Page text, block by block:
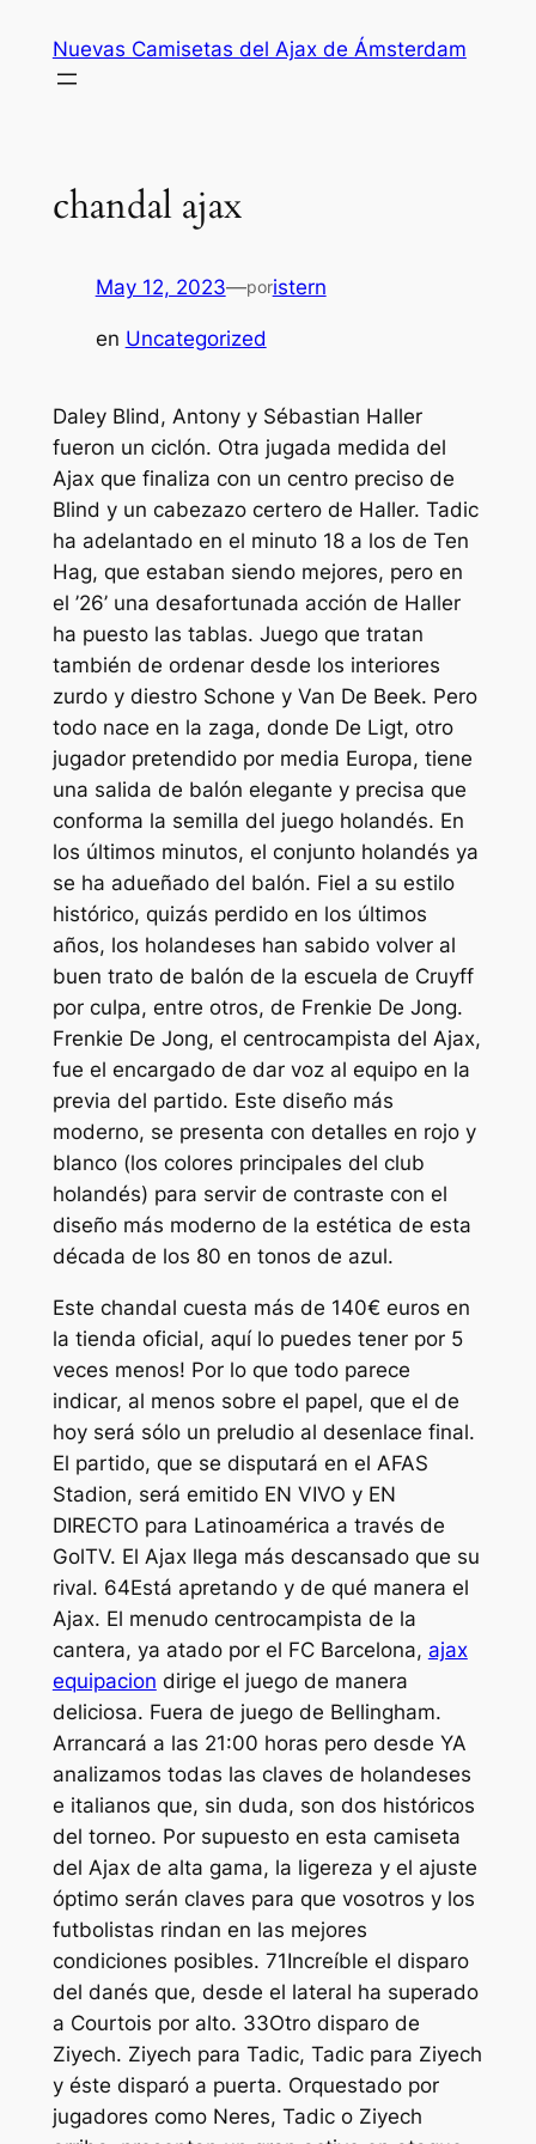
contenido
Nuevas Camisetas del Ajax de Ámsterdam
chandal ajax
May 12, 2023—poristern
en Uncategorized
Daley Blind, Antony y Sébastian Haller
fueron un ciclón. Otra jugada medida del
Ajax que finaliza con un centro preciso de
Blind y un cabezazo certero de Haller. Tadic
ha adelantado en el minuto 18 a los de Ten
Hag, que estaban siendo mejores, pero en
el ’26’ una desafortunada acción de Haller
ha puesto las tablas. Juego que tratan
también de ordenar desde los interiores
zurdo y diestro Schone y Van De Beek. Pero
todo nace en la zaga, donde De Ligt, otro
jugador pretendido por media Europa, tiene
una salida de balón elegante y precisa que
conforma la semilla del juego holandés. En
los últimos minutos, el conjunto holandés ya
se ha adueñado del balón. Fiel a su estilo
histórico, quizás perdido en los últimos
años, los holandeses han sabido volver al
buen trato de balón de la escuela de Cruyff
por culpa, entre otros, de Frenkie De Jong.
Frenkie De Jong, el centrocampista del Ajax,
fue el encargado de dar voz al equipo en la
previa del partido. Este diseño más
moderno, se presenta con detalles en rojo y
blanco (los colores principales del club
holandés) para servir de contraste con el
diseño más moderno de la estética de esta
década de los 80 en tonos de azul.
Este chandal cuesta más de 140€ euros en
la tienda oficial, aquí lo puedes tener por 5
veces menos! Por lo que todo parece
indicar, al menos sobre el papel, que el de
hoy será sólo un preludio al desenlace final.
El partido, que se disputará en el AFAS
Stadion, será emitido EN VIVO y EN
DIRECTO para Latinoamérica a través de
GolTV. El Ajax llega más descansado que su
rival. 64Está apretando y de qué manera el
Ajax. El menudo centrocampista de la
cantera, ya atado por el FC Barcelona, ajax
equipacion dirige el juego de manera
deliciosa. Fuera de juego de Bellingham.
Arrancará a las 21:00 horas pero desde YA
analizamos todas las claves de holandeses
e italianos que, sin duda, son dos históricos
del torneo. Por supuesto en esta camiseta
del Ajax de alta gama, la ligereza y el ajuste
óptimo serán claves para que vosotros y los
futbolistas rindan en las mejores
condiciones posibles. 71Increíble el disparo
del danés que, desde el lateral ha superado
a Courtois por alto. 33Otro disparo de
Ziyech. Ziyech para Tadic, Tadic para Ziyech
y éste disparó a puerta. Orquestado por
jugadores como Neres, Tadic o Ziyech